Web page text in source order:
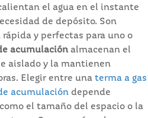
el agua en el instante
de depósito. Son
y perfectas para uno o
acumulaciónalmacenan el
aislado y la mantienen
Elegir entre una terma a gas
acumulación depende
el tamaño del espacio o la